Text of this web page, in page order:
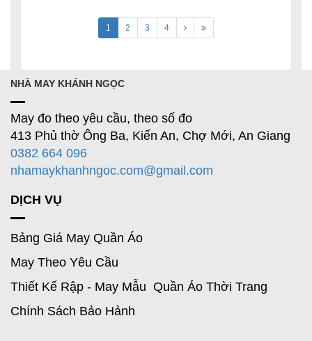
1 2 3 4
NHÀ MAY KHÁNH NGỌC
May đo theo yêu cầu, theo số đo
413 Phủ thờ Ông Ba, Kiến An, Chợ Mới, An Giang
0382 664 096
nhamaykhanhngoc.com@gmail.com
DỊCH VỤ
Bảng Giá May Quần Áo
May Theo Yêu Cầu
Thiết Kế Rập - May Mẫu Quần Áo Thời Trang
Chính Sách Bảo Hảnh